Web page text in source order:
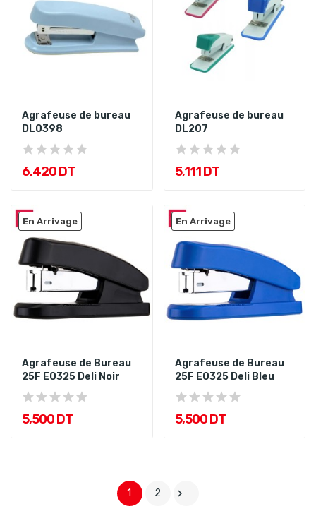
Agrafeuse de bureau
DL0398
6,420 DT
Agrafeuse de bureau
DL207
5,111 DT
En Arrivage
Agrafeuse de Bureau
25F E0325 Deli Noir
5,500 DT
En Arrivage
Agrafeuse de Bureau
25F E0325 Deli Bleu
5,500 DT
1 2 